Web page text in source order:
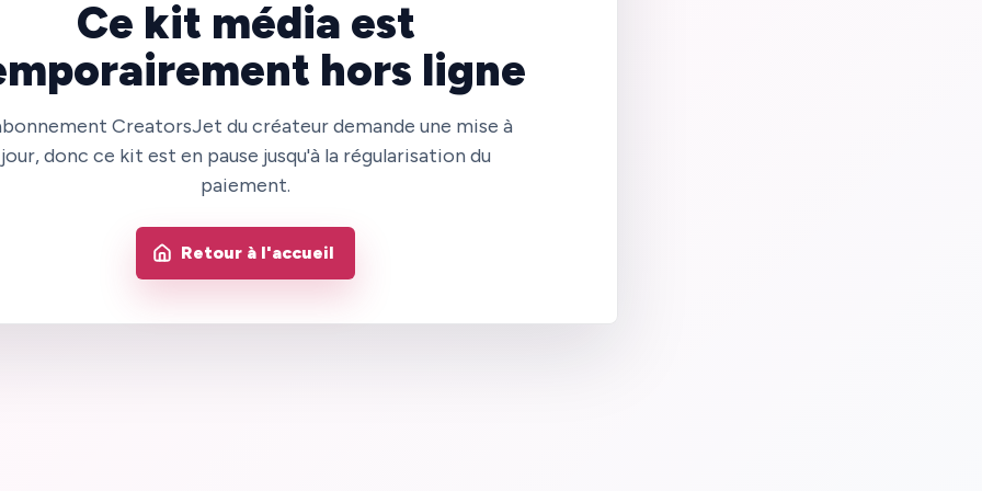
Ce kit média est
hors ligne
CreatorsJet du créateur demande une mise à
jour, donc ce kit est en pause jusqu'à la régularisation du
paiement.
Retour à l'accueil